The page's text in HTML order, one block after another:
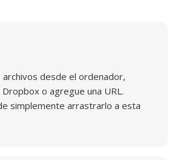
archivos desde el ordenador,
o agregue una URL.
simplemente arrastrarlo a esta